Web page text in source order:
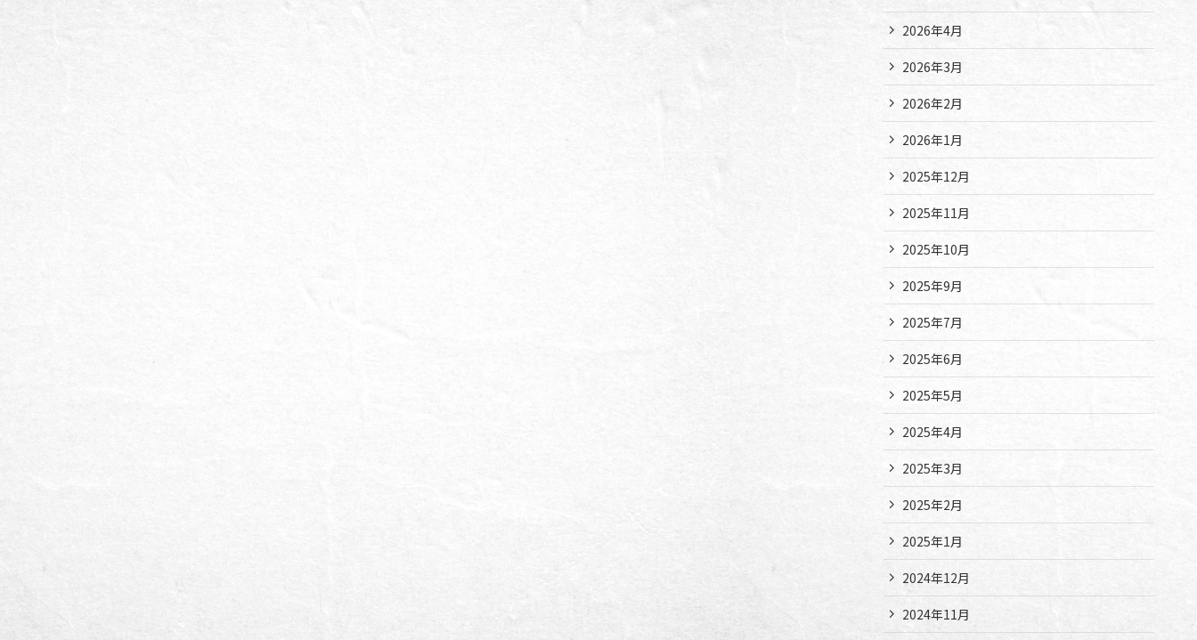
2026年4月
2026年3月
2026年2月
2026年1月
2025年12月
2025年11月
2025年10月
2025年9月
2025年7月
2025年6月
2025年5月
2025年4月
2025年3月
2025年2月
2025年1月
2024年12月
2024年11月